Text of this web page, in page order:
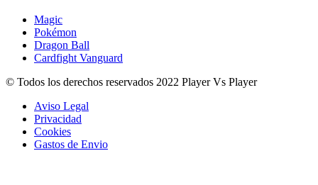
Magic
Pokémon
Dragon Ball
Cardfight Vanguard
© Todos los derechos reservados 2022 Player Vs Player
Aviso Legal
Privacidad
Cookies
Gastos de Envio